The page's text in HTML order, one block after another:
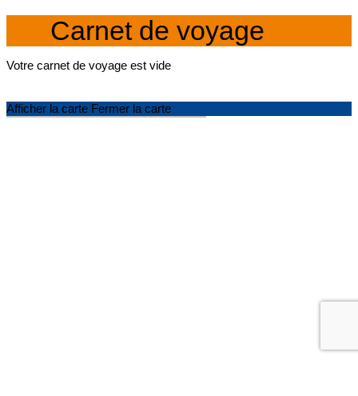
Carnet de voyage
Votre carnet de voyage est vide
Afficher la carte Fermer la carte